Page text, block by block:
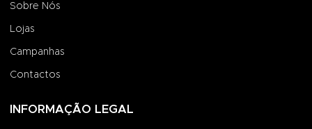
Sobre Nós
Lojas
Campanhas
Contactos
INFORMAÇÃO LEGAL